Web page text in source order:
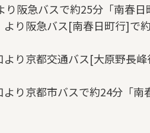
り阪急バスで約25分「南春
より阪急バス[南春日町行]で
より京都交通バス[大原野長
より京都市バスで約24分「